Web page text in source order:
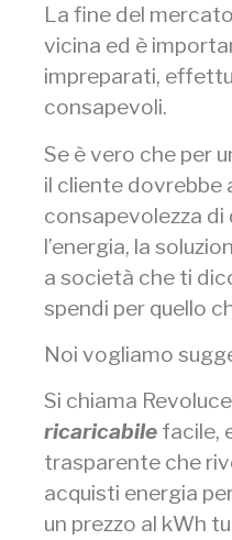
La fine del
vicina ed è
impreparati,
consapevoli.
Se è vero che per
il cliente dovrebbe
consapevolezza
l’energia, la
a società che ti
spendi per quello
Noi vogliamo
Si chiama
ricaricabile facile,
trasparente che
acquisti energia
un prezzo al kWh